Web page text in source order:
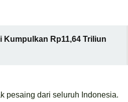
Kumpulkan Rp11,64 Triliun
pesaing dari seluruh Indonesia.